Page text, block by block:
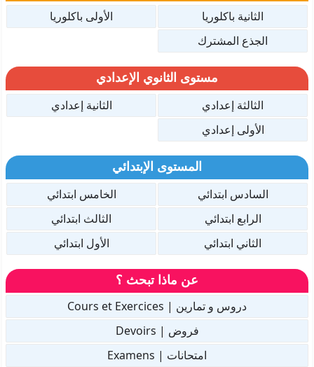
الثانية باكلوريا
الأولى باكلوريا
الجذع المشترك
مستوى الثانوي الإعدادي
الثالثة إعدادي
الثانية إعدادي
الأولى إعدادي
المستوى الإبتدائي
السادس ابتدائي
الخامس ابتدائي
الرابع ابتدائي
الثالث ابتدائي
الثاني ابتدائي
الأول ابتدائي
عن ماذا تبحث ؟
دروس و تمارين | Cours et Exercices
فروض | Devoirs
امتحانات | Examens